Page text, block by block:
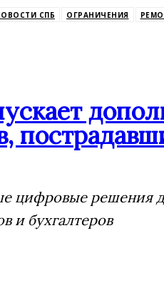
СПБ ОГРАНИЧЕНИЯ
цифровые решения
и бухгалтеров